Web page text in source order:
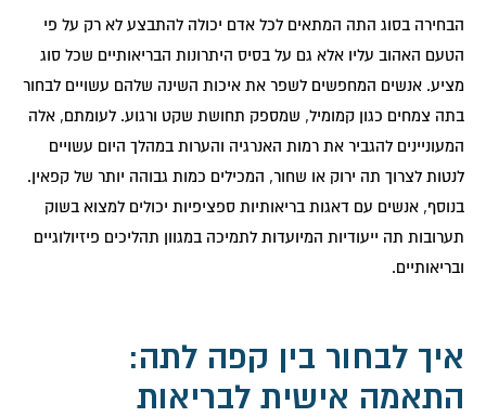
הבחירה בסוג התה המתאים לכל אדם יכולה להתבצע לא רק על פי
הטעם האהוב עליו אלא גם על בסיס היתרונות הבריאותיים שכל סוג
מציע. אנשים המחפשים לשפר את איכות השינה שלהם עשויים לבחור
בתה צמחים כגון קמומיל, שמספק תחושת שקט ורגוע. לעומתם, אלה
המעוניינים להגביר את רמות האנרגיה והערות במהלך היום עשויים
לנטות לצרוך תה ירוק או שחור, המכילים כמות גבוהה יותר של קפאין.
בנוסף, אנשים עם דאגות בריאותיות ספציפיות יכולים למצוא בשוק
תערובות תה ייעודיות המיועדות לתמיכה במגוון תהליכים פיזיולוגיים
ובריאותיים.
איך לבחור בין קפה לתה:
התאמה אישית לבריאות